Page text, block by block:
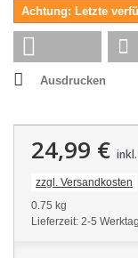
Achtung: Letzte
Ausdrucken
24,99 €
zzgl. Versandkosten
0.75 kg
Lieferzeit: 2-5